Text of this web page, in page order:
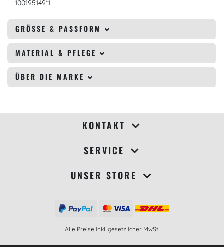
100195149*1
GRÖSSE & PASSFORM
MATERIAL & PFLEGE
ÜBER DIE MARKE
KONTAKT
SERVICE
UNSER STORE
Alle Preise inkl. gesetzlicher MwSt.